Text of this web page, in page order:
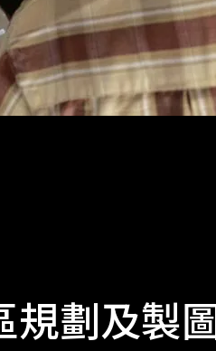
規劃及製圖